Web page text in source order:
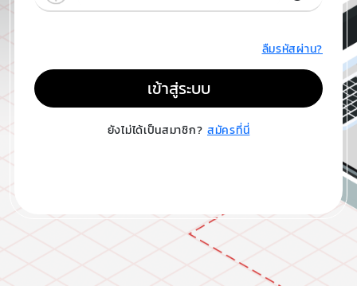
ลืมรหัสผ่าน?
เข้าสู่ระบบ
ยังไม่ได้เป็นสมาชิก? สมัครที่นี่